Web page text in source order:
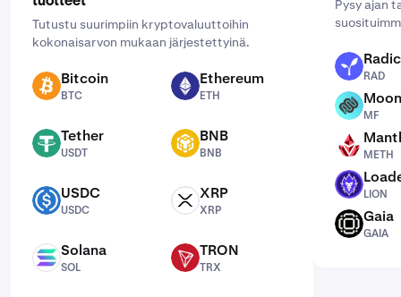
Tutustu suurimpiin kryptovaluuttoihin
kokonaisarvon mukaan järjestettyinä.
BTC Bitcoin
BTC
ETH Ethereum
ETH
USDT Tether
USDT
BNB BNB
BNB
USDC USDC
USDC
XRP XRP
XRP
SOL Solana
SOL
TRX TRON
TRX
Pysy ajan
RAD
RAD
MF
MF
METH
METH
LION
LION
Gaia
GAIA